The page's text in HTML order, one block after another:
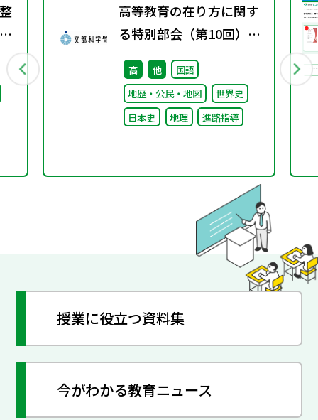
高等教育の在り方に関す
る特別部会（第10回）配
付資料
高 他
国語
地歴・公民・地図
世界史
日本史
地理 進路指導
授業に役立つ資料集
今がわかる教育ニュース